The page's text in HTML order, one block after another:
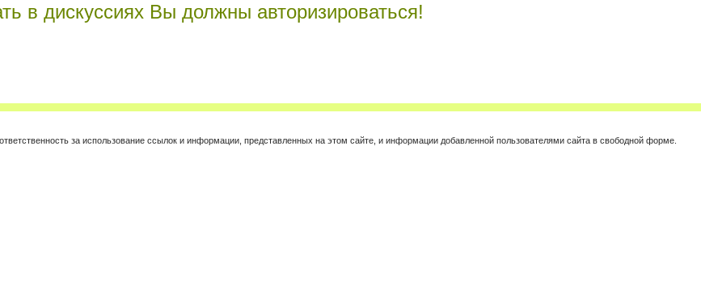
в дискуссиях Вы должны авторизироваться!
за использование ссылок и информации, представленных на этом сайте, и информации добавленной пользователями сайта в свободной форме.